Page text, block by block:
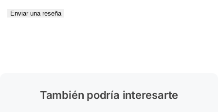
Enviar una reseña
También podría interesarte